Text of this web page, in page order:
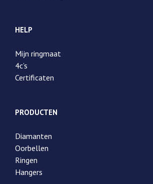
HELP
Mijn ringmaat
4c’s
Certificaten
PRODUCTEN
Diamanten
Oorbellen
Ringen
Hangers